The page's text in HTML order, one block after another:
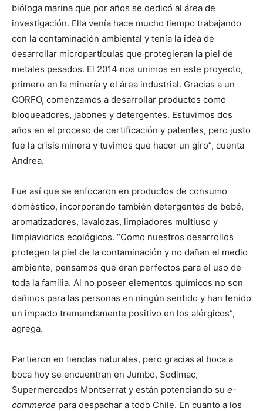
bióloga marina que por años se dedicó al área de
investigación. Ella venía hace mucho tiempo trabajando
con la contaminación ambiental y tenía la idea de
desarrollar micropartículas que protegieran la piel de
metales pesados. El 2014 nos unimos en este proyecto,
primero en la minería y el área industrial. Gracias a un
CORFO, comenzamos a desarrollar productos como
bloqueadores, jabones y detergentes. Estuvimos dos
años en el proceso de certificación y patentes, pero justo
fue la crisis minera y tuvimos que hacer un giro”, cuenta
Andrea.
Fue así que se enfocaron en productos de consumo
doméstico, incorporando también detergentes de bebé,
aromatizadores, lavalozas, limpiadores multiuso y
limpiavidrios ecológicos. “Como nuestros desarrollos
protegen la piel de la contaminación y no dañan el medio
ambiente, pensamos que eran perfectos para el uso de
toda la familia. Al no poseer elementos químicos no son
dañinos para las personas en ningún sentido y han tenido
un impacto tremendamente positivo en los alérgicos”,
agrega.
Partieron en tiendas naturales, pero gracias al boca a
boca hoy se encuentran en Jumbo, Sodimac,
Supermercados Montserrat y están potenciando su e-
commerce para despachar a todo Chile. En cuanto a los